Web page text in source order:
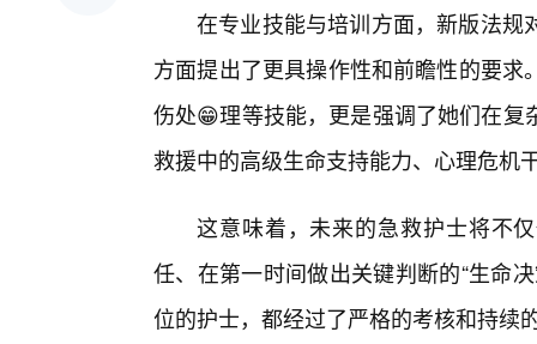
在专业技能与培训方面，新版法规
方面提出了更具操作性和前瞻性的要
伤处😁理等技能，更是强调了她们在
救援中的高级生命支持能力、心理危机
这意味着，未来的急救护士将不
任、在第一时间做出关键判断的“生命
位的护士，都经过了严格的考核和持续